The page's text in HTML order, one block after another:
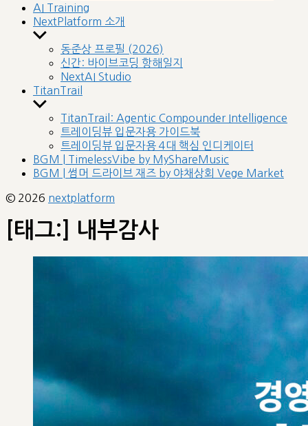
AI Training
NextPlatform 소개
Show
sub
menu
동준상 프로필 (2026)
신간: 바이브코딩 항해일지
NextAI Studio
TitanTrail
Show
sub
menu
TitanTrail: Agentic Compounder Intelligence
트레이딩뷰 입문자용 가이드북
트레이딩뷰 입문자용 4대 핵심 인디케이터
BGM | TimelessVibe by MyShareMusic
BGM | 썸머 드라이브 재즈 by 야채상회 Vege Market
© 2026 nextplatform
[태그:] 내부감사